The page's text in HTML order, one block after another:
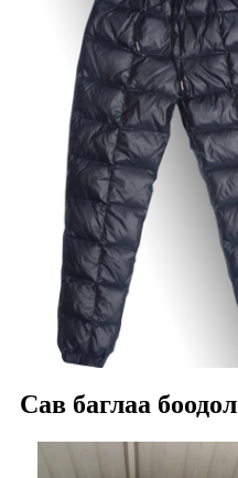
Сав баглаа боодол